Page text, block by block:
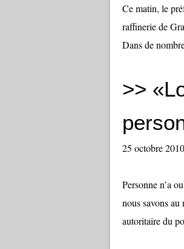
Ce matin, le
raffinerie de
Dans de
>>
25 octobre
Personne n’a
nous savons
autoritaire du